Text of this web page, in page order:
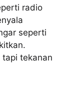
radio
seperti
tapi tekanan